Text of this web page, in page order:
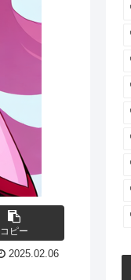
コピー
2025.02.06